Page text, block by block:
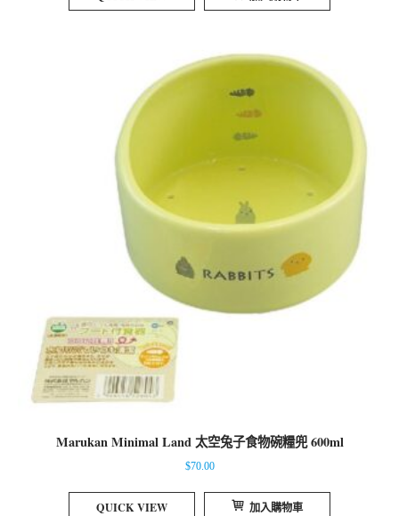
Marukan Minimal Land 太空兔子食物碗糧兜 600ml
$70.00
QUICK VIEW 加入購物車